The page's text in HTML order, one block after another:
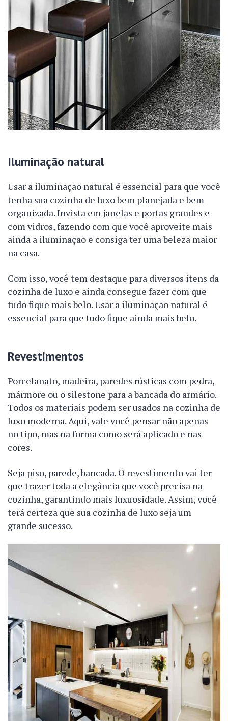
Iluminação natural
Usar a iluminação natural é essencial para que você
tenha sua cozinha de luxo bem planejada e bem
organizada. Invista em janelas e portas grandes e
com vidros, fazendo com que você aproveite mais
ainda a iluminação e consiga ter uma beleza maior
na casa.
Com isso, você tem destaque para diversos itens da
cozinha de luxo e ainda consegue fazer com que
tudo fique mais belo. Usar a iluminação natural é
essencial para que tudo fique ainda mais belo.
Revestimentos
Porcelanato, madeira, paredes rústicas com pedra,
mármore ou o silestone para a bancada do armário.
Todos os materiais podem ser usados na cozinha de
luxo moderna. Aqui, vale você pensar não apenas
no tipo, mas na forma como será aplicado e nas
cores.
Seja piso, parede, bancada. O revestimento vai ter
que trazer toda a elegância que você precisa na
cozinha, garantindo mais luxuosidade. Assim, você
terá certeza que sua cozinha de luxo seja um
grande sucesso.